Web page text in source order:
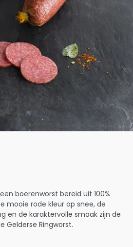
boerenworst bereid uit 100%
mooie rode kleur op snee, de
en de karaktervolle smaak zijn de
Gelderse Ringworst.